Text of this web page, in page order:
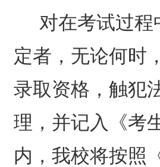
对在考试过
定者，无论何时
录取资格，触犯
理，并记入《考
内，我校将按照